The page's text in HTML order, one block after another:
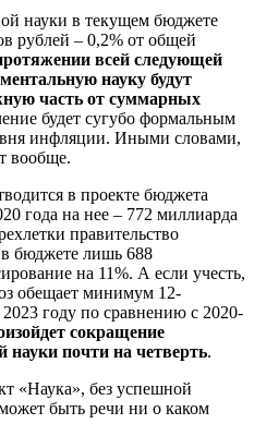
науки в текущем бюджете
рублей – 0,2% от общей
всей следующей
науку будут
часть от суммарных
будет сугубо формальным
инфляции. Иными словами,
вообще.
в проекте бюджета
года на нее – 772 миллиарда
правительство
в бюджете лишь 688
на 11%. А если учесть,
обещает минимум 12-
году по сравнению с 2020-
сокращение
почти на четверть.
«Наука», без успешной
быть речи ни о каком